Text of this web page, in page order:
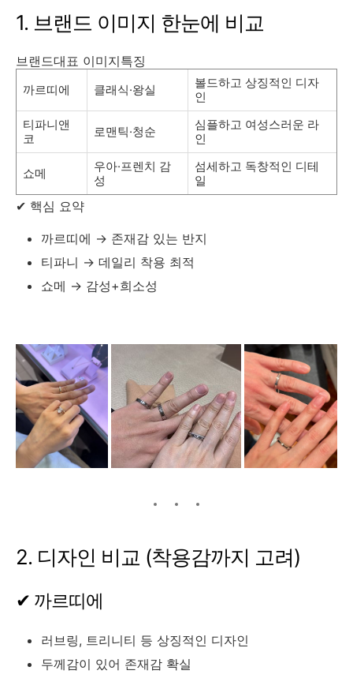
1. 브랜드 이미지 한눈에 비교
브랜드대표 이미지특징
까르띠에 클래식·왕실
볼드하고 상징적인 디자
인
티파니앤
코
로맨틱·청순
심플하고 여성스러운 라
인
쇼메
우아·프렌치 감
성
섬세하고 독창적인 디테
일
✔ 핵심 요약
까르띠에 → 존재감 있는 반지
티파니 → 데일리 착용 최적
쇼메 → 감성+희소성
2. 디자인 비교 (착용감까지 고려)
✔ 까르띠에
러브링, 트리니티 등 상징적인 디자인
두께감이 있어 존재감 확실